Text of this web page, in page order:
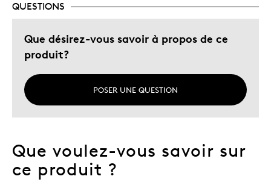
QUESTIONS
Que désirez-vous savoir à propos de ce
produit?
POSER UNE QUESTION
Que voulez-vous savoir sur
ce produit ?